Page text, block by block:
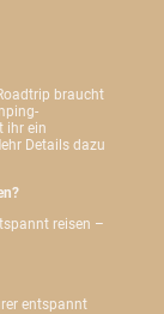
braucht
ihr ein
Details dazu
reisen –
entspannt